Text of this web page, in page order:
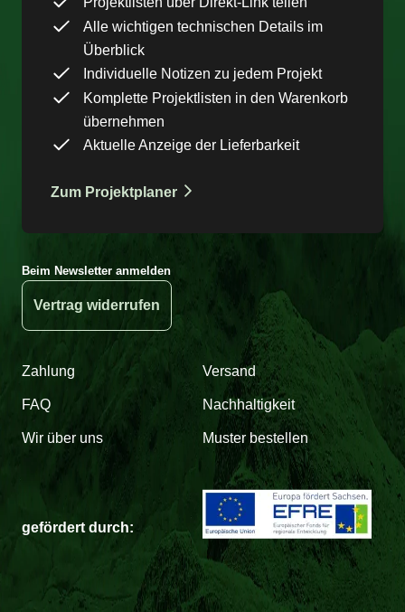
Alle wichtigen technischen Details im
Überblick
Individuelle Notizen zu jedem Projekt
Komplette Projektlisten in den Warenkorb
übernehmen
Aktuelle Anzeige der Lieferbarkeit
Zum Projektplaner
Beim Newsletter anmelden
Vertrag widerrufen
Zahlung Versand
FAQ Nachhaltigkeit
Wir über uns Muster bestellen
gefördert durch: